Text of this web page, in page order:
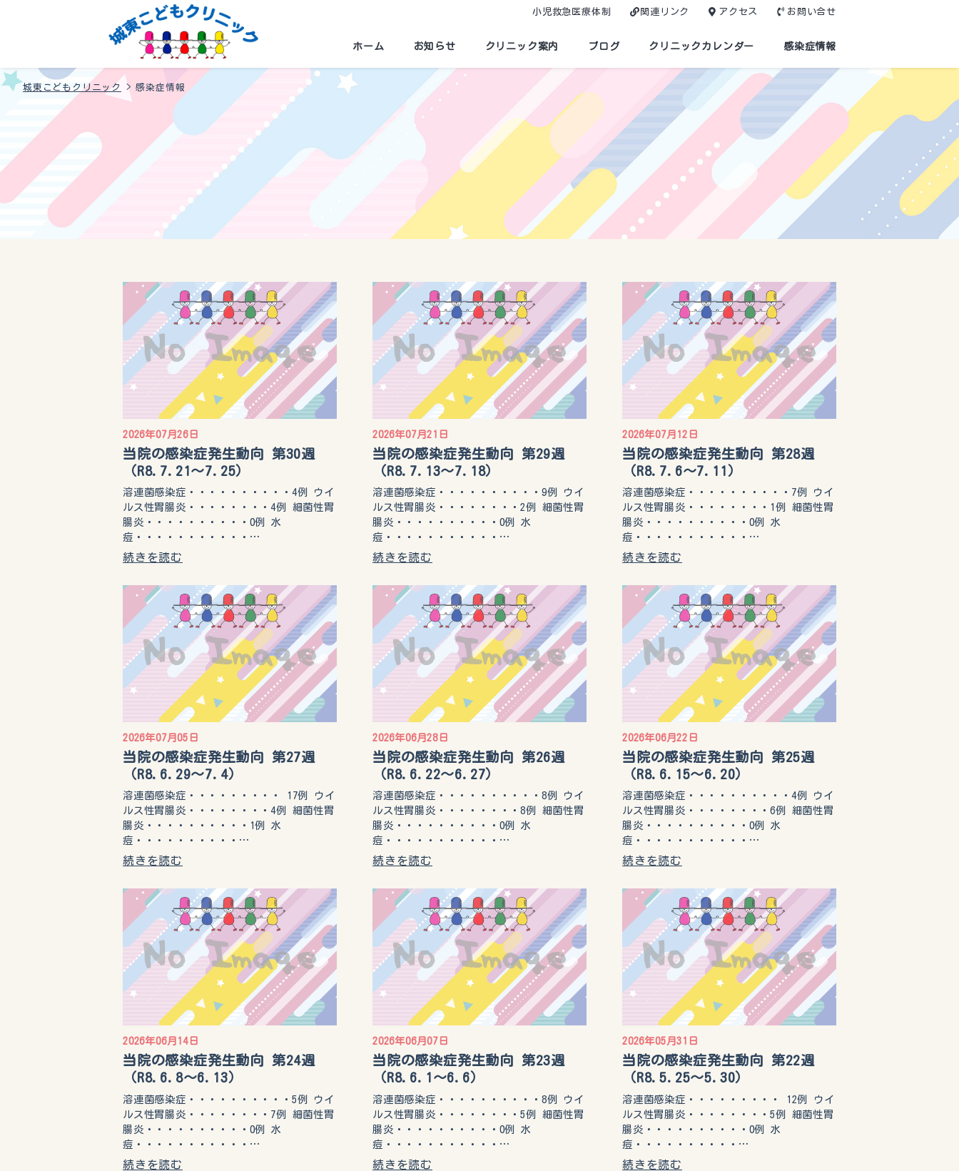
小児救急医療体制 関連リンク アクセス お問い合せ
ホーム お知らせ クリニック案内 ブログ クリニックカレンダー 感染症情報
城東こどもクリニック >感染症情報
2026年07月26日
当院の感染症発生動向 第30週
（R8.7.21〜7.25）
溶連菌感染症・・・・・・・・・・4例 ウイ
ルス性胃腸炎・・・・・・・・4例 細菌性胃
腸炎・・・・・・・・・・0例 水
痘・・・・・・・・・・・…
続きを読む
2026年07月21日
当院の感染症発生動向 第29週
（R8.7.13〜7.18）
溶連菌感染症・・・・・・・・・・9例 ウイ
ルス性胃腸炎・・・・・・・・2例 細菌性胃
腸炎・・・・・・・・・・0例 水
痘・・・・・・・・・・・…
続きを読む
2026年07月12日
当院の感染症発生動向 第28週
（R8.7.6〜7.11）
溶連菌感染症・・・・・・・・・・7例 ウイ
ルス性胃腸炎・・・・・・・・1例 細菌性胃
腸炎・・・・・・・・・・0例 水
痘・・・・・・・・・・・…
続きを読む
2026年07月05日
当院の感染症発生動向 第27週
（R8.6.29〜7.4）
溶連菌感染症・・・・・・・・・ 17例 ウイ
ルス性胃腸炎・・・・・・・・4例 細菌性胃
腸炎・・・・・・・・・・1例 水
痘・・・・・・・・・・…
続きを読む
2026年06月28日
当院の感染症発生動向 第26週
（R8.6.22〜6.27）
溶連菌感染症・・・・・・・・・・8例 ウイ
ルス性胃腸炎・・・・・・・・8例 細菌性胃
腸炎・・・・・・・・・・0例 水
痘・・・・・・・・・・・…
続きを読む
2026年06月22日
当院の感染症発生動向 第25週
（R8.6.15〜6.20）
溶連菌感染症・・・・・・・・・・4例 ウイ
ルス性胃腸炎・・・・・・・・6例 細菌性胃
腸炎・・・・・・・・・・0例 水
痘・・・・・・・・・・・…
続きを読む
2026年06月14日
当院の感染症発生動向 第24週
（R8.6.8〜6.13）
溶連菌感染症・・・・・・・・・・5例 ウイ
ルス性胃腸炎・・・・・・・・7例 細菌性胃
腸炎・・・・・・・・・・0例 水
痘・・・・・・・・・・・…
続きを読む
2026年06月07日
当院の感染症発生動向 第23週
（R8.6.1〜6.6）
溶連菌感染症・・・・・・・・・・8例 ウイ
ルス性胃腸炎・・・・・・・・5例 細菌性胃
腸炎・・・・・・・・・・0例 水
痘・・・・・・・・・・・…
続きを読む
2026年05月31日
当院の感染症発生動向 第22週
（R8.5.25〜5.30）
溶連菌感染症・・・・・・・・・ 12例 ウイ
ルス性胃腸炎・・・・・・・・5例 細菌性胃
腸炎・・・・・・・・・・0例 水
痘・・・・・・・・・・…
続きを読む